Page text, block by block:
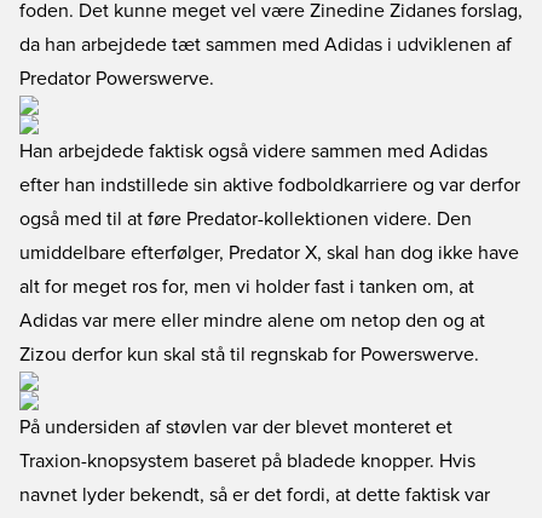
foden. Det kunne meget vel være Zinedine Zidanes forslag,
da han arbejdede tæt sammen med Adidas i udviklenen af
Predator Powerswerve.
Han arbejdede faktisk også videre sammen med Adidas
efter han indstillede sin aktive fodboldkarriere og var derfor
også med til at føre Predator-kollektionen videre. Den
umiddelbare efterfølger, Predator X, skal han dog ikke have
alt for meget ros for, men vi holder fast i tanken om, at
Adidas var mere eller mindre alene om netop den og at
Zizou derfor kun skal stå til regnskab for Powerswerve.
På undersiden af støvlen var der blevet monteret et
Traxion-knopsystem baseret på bladede knopper. Hvis
navnet lyder bekendt, så er det fordi, at dette faktisk var